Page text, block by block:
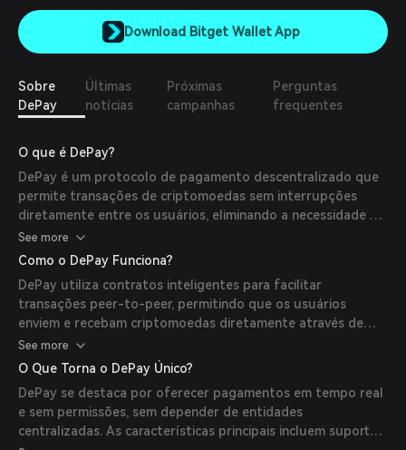
Download Bitget Wallet App
Sobre
DePay
Últimas
notícias
Próximas
campanhas
Perguntas
frequentes
O que é DePay?
DePay é um protocolo de pagamento descentralizado que
permite transações de criptomoedas sem interrupções
diretamente entre os usuários, eliminando a necessidade de
intermediários. Sua missão é simplificar e democratizar os
pagamentos digitais aproveitando a tecnologia blockchain.
See more
Como o DePay Funciona?
DePay utiliza contratos inteligentes para facilitar
transações peer-to-peer, permitindo que os usuários
enviem e recebam criptomoedas diretamente através de
suas carteiras. O protocolo suporta vários tokens e integra-
se com plataformas de finanças descentralizadas (DeFi)
para fornecer uma solução de pagamento abrangente.
See more
O Que Torna o DePay Único?
DePay se destaca por oferecer pagamentos em tempo real
e sem permissões, sem depender de entidades
centralizadas. As características principais incluem suporte